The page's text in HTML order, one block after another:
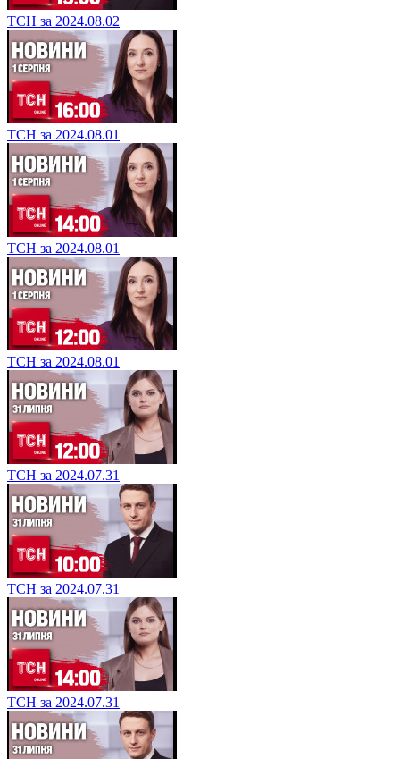
ТСН за 2024.08.02
ТСН за 2024.08.01
ТСН за 2024.08.01
ТСН за 2024.08.01
ТСН за 2024.07.31
ТСН за 2024.07.31
ТСН за 2024.07.31